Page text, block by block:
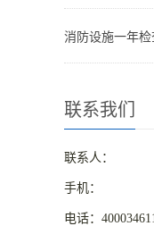
联系我们
联系人：
手机：
电话：